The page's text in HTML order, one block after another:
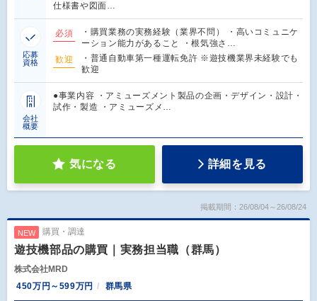
仕様書や図面…
応募
資格
必須
・購買業務の実務経験（業界不問） ・高いコミュニケ
ーション能力があること ・根気強さ…
歓迎
・普通自動車第一種運転免許 ※遊技機業界未経験でも
歓迎
会社
概要
●事業内容 ・アミューズメント製品の企画・デザイン・設計・
試作・製造 ・アミューズメ…
気になる 詳細を見る
掲載期間：26/08/04～26/08/24
NEW 購買・調達
遊技機部品の購買｜実務担当職（群馬）
株式会社MRD
450万円～599万円
群馬県